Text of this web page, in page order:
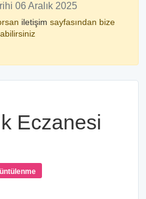
06 Aralık 2025
iletişim sayfasından bize
Eczanesi